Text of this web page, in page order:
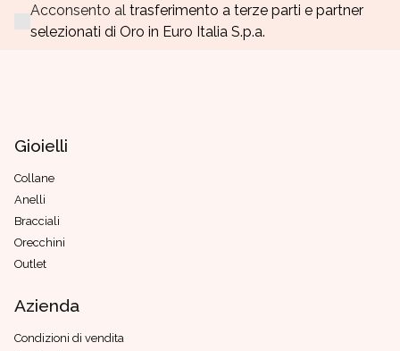
Acconsento al trasferimento a terze parti e partner
selezionati di Oro in Euro Italia S.p.a.
Gioielli
Collane
Anelli
Bracciali
Orecchini
Outlet
Azienda
Condizioni di vendita